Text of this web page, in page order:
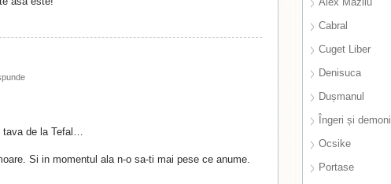
tava de la Tefal…
Si in momentul ala n-o sa-ti mai pese ce anume.
Cabral
Cuget Liber
Denisuca
Dușmanul
Îngeri și demoni
Ocsike
Portase